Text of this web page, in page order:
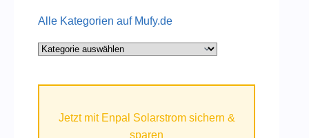
Alle Kategorien auf Mufy.de
Alle
Jetzt mit Enpal Solarstrom sichern &
sparen